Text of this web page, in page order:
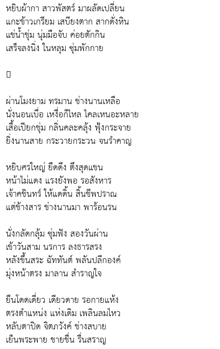
หยิบผ้ากา สาวพัสตร์ มาผลัดเปลี่ยน
แกะข้าวเกรียม เสบียงตาก สากดั่งหิน
แช่น้ำชุ่ม นุ่มมือจับ ค่อยตักกิน
เสร็จลงนิ่ง ในหลุม ซุ่มพักกาย

ผ่านโมงยาม ทรมาน ช่างนานเหลือ
นั่งนอนเบื่อ เหงื่อก็ไหล ไคลเหนอะหลาย
เสื้อเปียกชุ่ม กลิ่นคละคลุ้ง ฟุ้งกระจาย
ยิ่งนานสาย กระวายกระวน จนรำคาญ
หยิบศรใหญ่ ยืดดึง ตึงสุดแขน
หน้าไม่แดง แรงยังพอ รอสังหาร
เจ้าคชินทร์ ให้แดดิ้น สิ้นชีพปราณ
แต่ช้างสาร ช่างนานมา พาร้อนรน
นั่งกลัดกลุ้ม ซุ่มฟัง สองวันผ่าน
เข้าวันสาม นรการ ลงธารสรง
หลังขึ้นสระ ฉัททันต์ พลันปลีกองค์
มุ่งหน้าตรง มาลาน สำราญใจ
ยืนโดดเดี่ยว เดียวดาย รอกายแห้ง
ตรงตำแหน่ง แห่งเดิม เพลินลมไหว
หลับตาปิด จิตภวังค์ ช่างสบาย
เย็นพระพาย ชายชื่น รื่นสราญ